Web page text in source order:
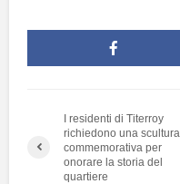
I residenti di Titerroy
richiedono una scultura
commemorativa per
onorare la storia del
quartiere